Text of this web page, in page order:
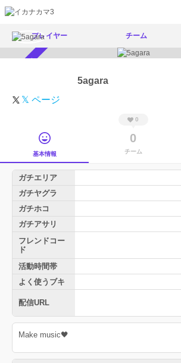
プレイヤー チーム
5agara
𝕏 ページ
基本情報
0
0
チーム
ガチエリア
ガチヤグラ
ガチホコ
ガチアサリ
フレンドコー
ド
活動時間帯
よく使うブキ
配信URL
Make music🖤